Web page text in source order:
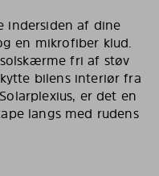
indersiden af dine
en mikrofiber klud.
fri af støv
bilens interiør fra
er det en
langs med rudens